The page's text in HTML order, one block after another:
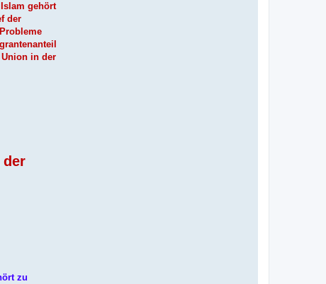
gehört
der
in der
der
zu